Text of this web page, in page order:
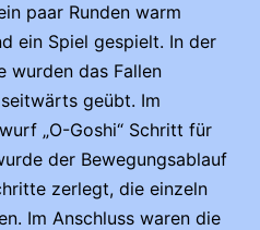
paar Runden warm
ein Spiel gespielt. In der
wurden das Fallen
geübt. Im
„O-Goshi“ Schritt für
der Bewegungsablauf
zerlegt, die einzeln
Im Anschluss waren die